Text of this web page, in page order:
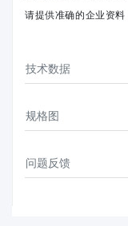
请提供准确的企业资
技术数据
规格图
问题反馈